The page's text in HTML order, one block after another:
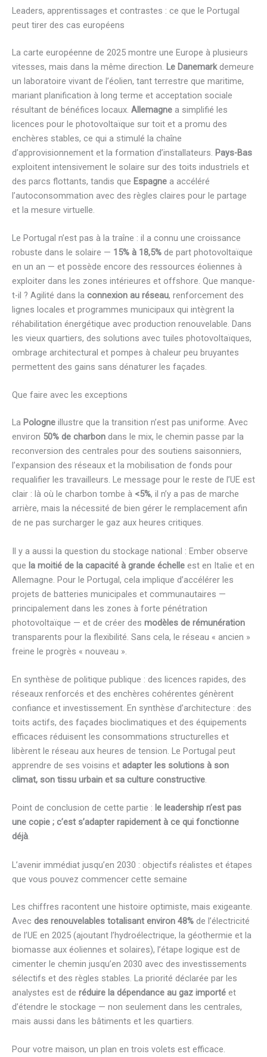
Leaders, apprentissages et contrastes : ce que le Portugal
peut tirer des cas européens
La carte européenne de 2025 montre une Europe à plusieurs
vitesses, mais dans la même direction. Le Danemarkdemeure
un laboratoire vivant de l’éolien, tant terrestre que maritime,
mariant planification à long terme et acceptation sociale
résultant de bénéfices locaux. Allemagne a simplifié les
licences pour le photovoltaïque sur toit et a promu des
enchères stables, ce qui a stimulé la chaîne
d’approvisionnement et la formation d’installateurs. Pays-Bas
exploitent intensivement le solaire sur des toits industriels et
des parcs flottants, tandis que Espagne a accéléré
l’autoconsommation avec des règles claires pour le partage
et la mesure virtuelle.
Le Portugal n’est pas à la traîne : il a connu une croissance
robuste dans le solaire — 15% à 18,5% de part photovoltaïque
en un an — et possède encore des ressources éoliennes à
exploiter dans les zones intérieures et offshore. Que manque-
t-il ? Agilité dans la connexion au réseau, renforcement des
lignes locales et programmes municipaux qui intègrent la
réhabilitation énergétique avec production renouvelable. Dans
les vieux quartiers, des solutions avec tuiles photovoltaïques,
ombrage architectural et pompes à chaleur peu bruyantes
permettent des gains sans dénaturer les façades.
Que faire avec les exceptions
La Pologne illustre que la transition n’est pas uniforme. Avec
environ 50% de charbon dans le mix, le chemin passe par la
reconversion des centrales pour des soutiens saisonniers,
l’expansion des réseaux et la mobilisation de fonds pour
requalifier les travailleurs. Le message pour le reste de l’UE est
clair : là où le charbon tombe à <5%, il n’y a pas de marche
arrière, mais la nécessité de bien gérer le remplacement afin
de ne pas surcharger le gaz aux heures critiques.
Il y a aussi la question du stockage national : Ember observe
que la moitié de la capacité à grande échelle est en Italie et en
Allemagne. Pour le Portugal, cela implique d’accélérer les
projets de batteries municipales et communautaires —
principalement dans les zones à forte pénétration
photovoltaïque — et de créer des modèles de rémunération
transparents pour la flexibilité. Sans cela, le réseau « ancien »
freine le progrès « nouveau ».
En synthèse de politique publique : des licences rapides, des
réseaux renforcés et des enchères cohérentes génèrent
confiance et investissement. En synthèse d’architecture : des
toits actifs, des façades bioclimatiques et des équipements
efficaces réduisent les consommations structurelles et
libèrent le réseau aux heures de tension. Le Portugal peut
apprendre de ses voisins et adapter les solutions à son
climat, son tissu urbain et sa culture constructive.
Point de conclusion de cette partie : le leadership n’est pas
une copie ; c’est s’adapter rapidement à ce qui fonctionne
déjà.
L’avenir immédiat jusqu’en 2030 : objectifs réalistes et étapes
que vous pouvez commencer cette semaine
Les chiffres racontent une histoire optimiste, mais exigeante.
Avec des renouvelables totalisant environ 48% de l’électricité
de l’UE en 2025 (ajoutant l’hydroélectrique, la géothermie et la
biomasse aux éoliennes et solaires), l’étape logique est de
cimenter le chemin jusqu’en 2030 avec des investissements
sélectifs et des règles stables. La priorité déclarée par les
analystes est de réduire la dépendance au gaz importé et
d’étendre le stockage — non seulement dans les centrales,
mais aussi dans les bâtiments et les quartiers.
Pour votre maison, un plan en trois volets est efficace.